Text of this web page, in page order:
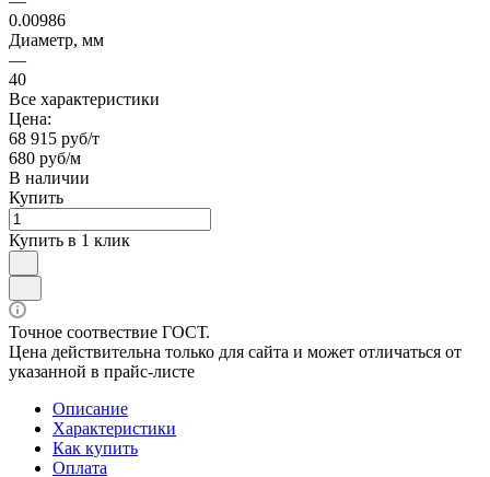
0.00986
Диаметр, мм
—
40
Все характеристики
Цена:
68 915 руб/т
680 руб/м
В наличии
Купить
Купить в 1 клик
Точное соотвествие ГОСТ.
Цена действительна только для сайта и может отличаться от
указанной в прайс-листе
Описание
Характеристики
Как купить
Оплата